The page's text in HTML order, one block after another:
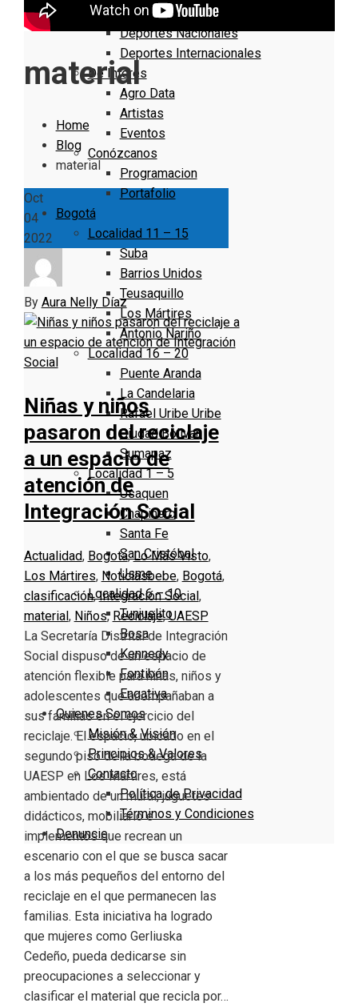
Deportes Locales
Deportes Nacionales
Deportes Internacionales
De Interés
Agro Data
Artistas
Eventos
Conózcanos
Programacion
Portafolio
Bogotá
Localidad 11 – 15
Suba
Barrios Unidos
Teusaquillo
Los Mártires
Antonio Nariño
Localidad 16 – 20
Puente Aranda
La Candelaria
Rafael Uribe Uribe
Ciudad Bolivar
Sumapaz
Localidad 1 – 5
Usaquen
Chapinero
Santa Fe
San Cristóbal
Usme
Localidad 6 – 10
Tunjuelito
Bosa
Kennedy
Fontibón
Engativa
Quienes Somos
Misión & Visión
Principios & Valores
Contacto
Política de Privacidad
Términos y Condiciones
Denuncie
material
Home
Blog
material
Oct
04
2022
By Aura Nelly Díaz
Niñas y niños
pasaron del reciclaje
a un espacio de
atención de
Integración Social
Actualidad, Bogotá,Lo Más Visto,
Los Mártires, Noticiasbebe, Bogotá,
clasificación,Integración Social ,
material , Niños, Reciclaje,UAESP
La Secretaría Distrital de Integración
Social dispuso de un espacio de
atención flexible para niñas, niños y
adolescentes que acompañaban a
sus familias en el ejercicio del
reciclaje. El espacio, ubicado en el
segundo piso de la bodega de la
UAESP en Los Mártires, está
ambientado de un mural, juguetes
didácticos, mobiliario e
implementos que recrean un
escenario con el que se busca sacar
a los más pequeños del entorno del
reciclaje en el que permanecen las
familias. Esta iniciativa ha logrado
que mujeres como Gerliuska
Cedeño, pueda dedicarse sin
preocupaciones a seleccionar y
clasificar el material que recicla por…